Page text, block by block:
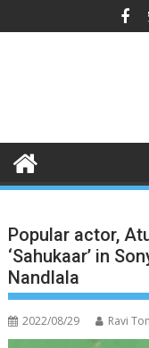
to
Popular actor,
‘Sahukaar’ in
Nandlala
2022/08/29 Ravi